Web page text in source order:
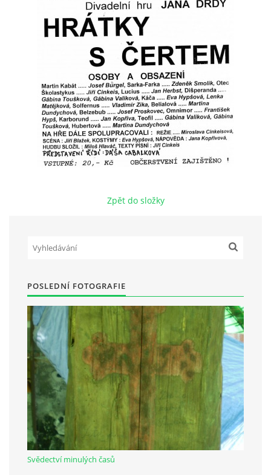
VIDEOZÁZNAMY Z HER
ČLENOVÉ - SOUČASNOST
HRY DO ROKU 1973
MÍSTO PRO VAŠE VZKAZY!!
Občanská vzdělávací jednota "Komenský" v Choceradech z.s.
257 24 Chocerady
IČ: 498 28 614
Kontaktní osoba:
Mgr. Miroslava Cinkeisová
723 967 851
Mirkaci@email.cz
© 2026 eStránky.cz RSS
Zpět do složky
POSLEDNÍ FOTOGRAFIE
Svědectví minulých časů